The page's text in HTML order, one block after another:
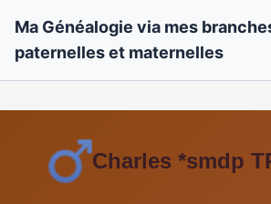
Ma Généalogie via mes
paternelles et maternelles
Charles *smdp